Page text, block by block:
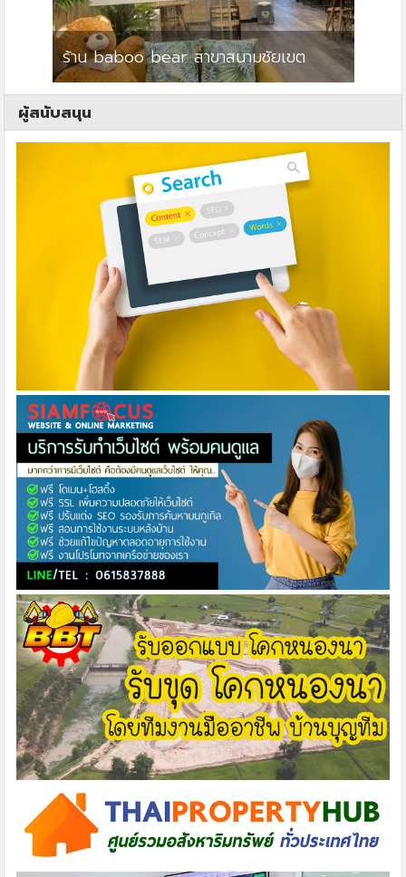
ร้าน baboo bear สาขาสนามชัยเขต
ผู้สนับสนุน